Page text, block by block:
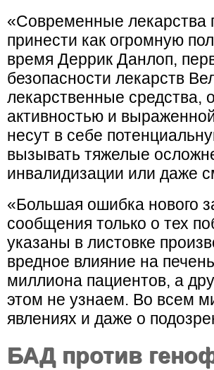
«Современные лекарства
принести как огромную
время Деррик Данлоп,
безопасности лекарств
лекарственные средства,
активностью и
несут в себе
вызывать тяжелые
инвалидизации или даже
«Большая ошибка нового
сообщения только о тех
указаны в листовке
вредное влияние на
миллиона пациентов, а
этом не узнаем. Во всем
явлениях и даже о
БАД против